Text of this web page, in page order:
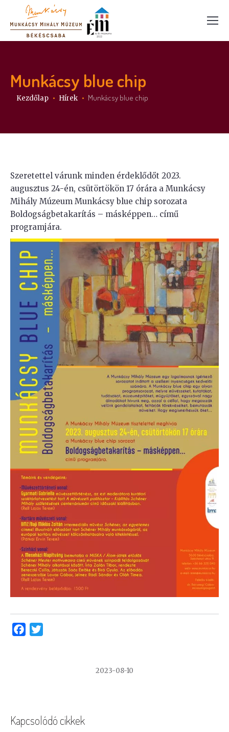
Munkácsy blue chip
Itt vagy:
Kezdőlap Hírek Munkácsy blue chip
Szeretettel várunk minden érdeklődőt 2023.
augusztus 24-én, csütörtökön 17 órára a Munkácsy
Mihály Múzeum Munkácsy blue chip sorozata
Boldogságbetakarítás – másképpen… című
programjára.
Facebook
2023-08-10
Kapcsolódó cikkek